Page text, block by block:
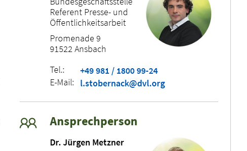
Referent Presse- und
Öffentlichkeitsarbeit
Promenade 9
91522 Ansbach
Tel.:
+49 981 / 1800 99-24
E-Mail:
l.stobernack@dvl.org
Ansprechperson
Dr. Jürgen Metzner